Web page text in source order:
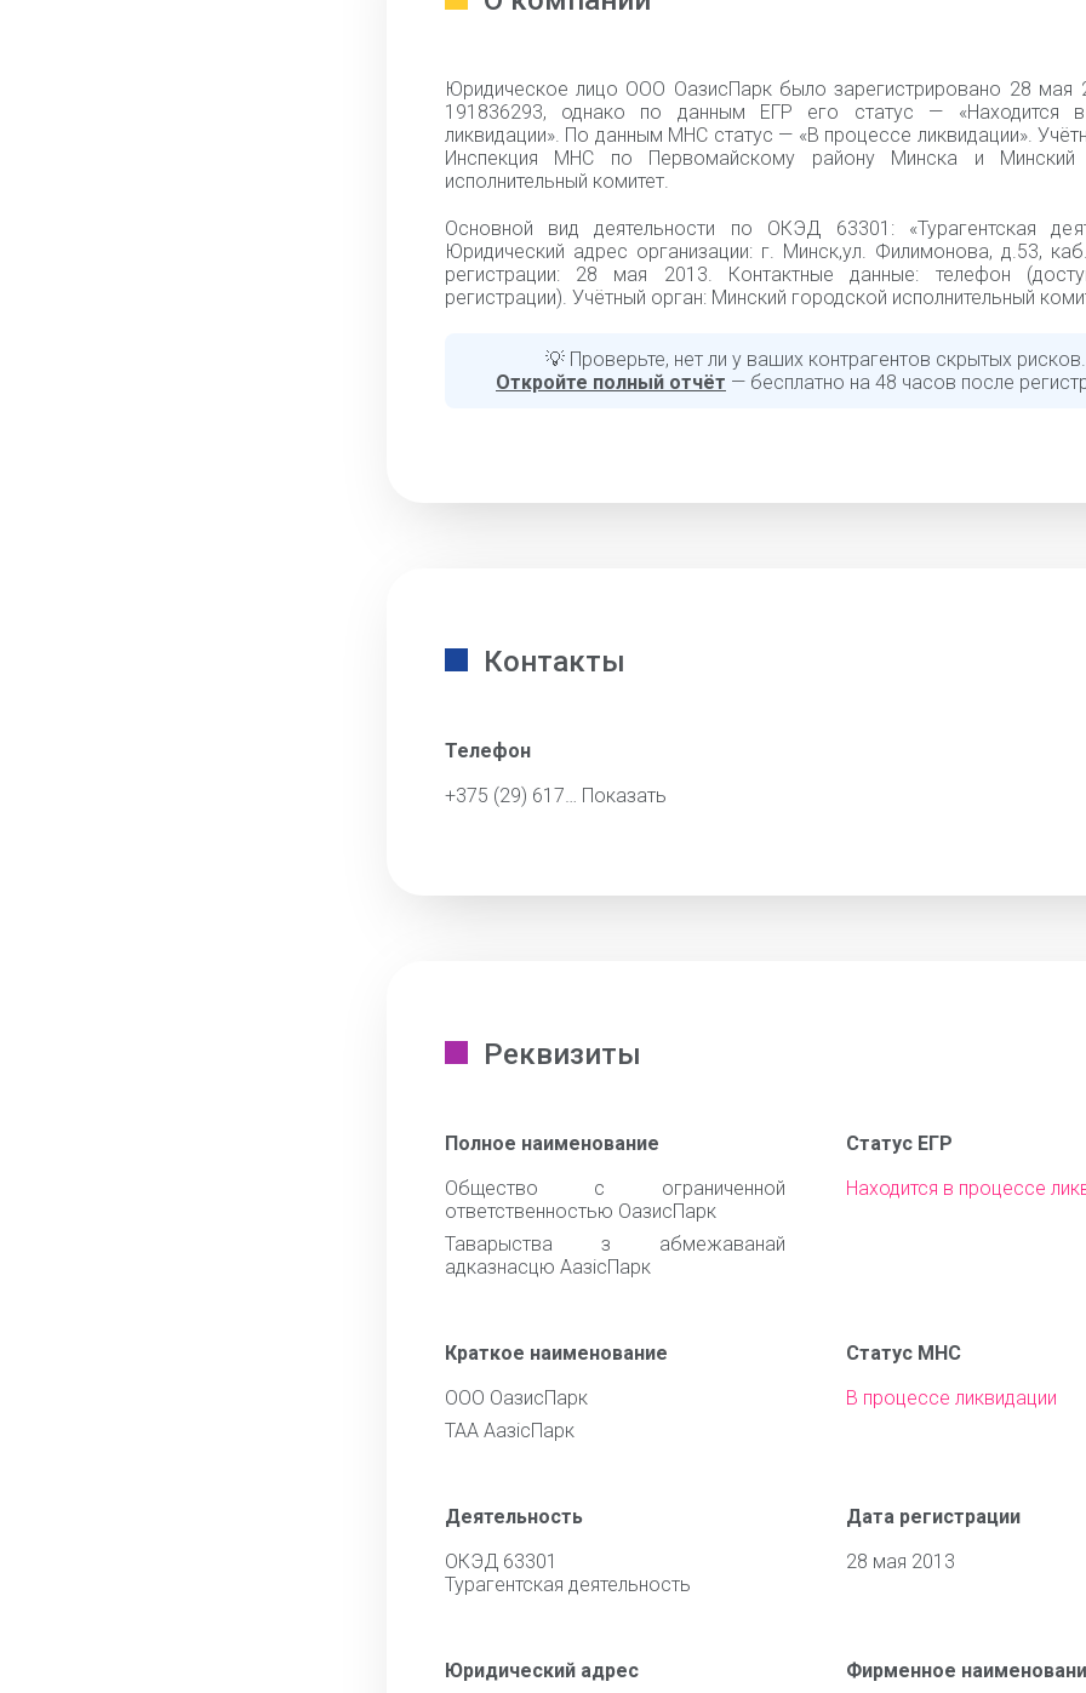
Юридическое лицо ООО ОазисПарк было зарегистрировано 28 мая
191836293, однако по данным ЕГР его статус — «Находится
ликвидации». По данным МНС статус — «В процессе ликвидации».
Инспекция МНС по Первомайскому району Минска и Минский
исполнительный комитет.
Основной вид деятельности по ОКЭД 63301: «Турагентская
Юридический адрес организации: г. Минск,ул. Филимонова, д.53,
регистрации: 28 мая 2013. Контактные данные: телефон
регистрации). Учётный орган: Минский городской исполнительный
💡 Проверьте, нет ли у ваших контрагентов скрытых рисков.
Откройте полный отчёт — бесплатно на 48 часов после
Контакты
Телефон
+375 (29) 617… Показать
Реквизиты
Полное наименование
Общество с ограниченной
ответственностью ОазисПарк
Таварыства з абмежаванай
адказнасцю АазісПарк
Статус ЕГР
Находится в процессе
Краткое наименование
ООО ОазисПарк
ТАА АазісПарк
Статус МНС
В процессе ликвидации
Деятельность
ОКЭД 63301
Турагентская деятельность
Дата регистрации
28 мая 2013
Юридический адрес
Фирменное